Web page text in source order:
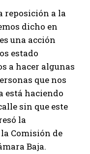
reposición a la
dicho en
una acción
estado
a hacer algunas
que nos
está haciendo
sin que este
la
Comisión de
Baja.